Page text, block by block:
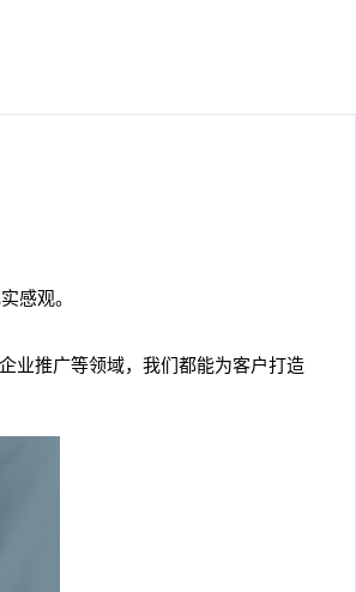
感观。
业推广等领域，我们都能为客户打造